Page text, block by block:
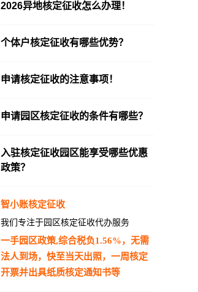
2026异地核定征收怎么办理！
个体户核定征收有哪些优势？
申请核定征收的注意事项！
申请园区核定征收的条件有哪些？
入驻核定征收园区能享受哪些优惠
政策？
智小账核定征收
我们专注于园区核定征收代办服务
一手园区政策,综合税负1.56%，无需
法人到场，快至当天出照，一周核定
开票并出具纸质核定通知书等